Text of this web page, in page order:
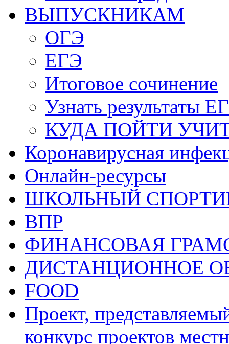
ВЫПУСКНИКАМ
ОГЭ
ЕГЭ
Итоговое сочинение
Узнать результаты
КУДА ПОЙТИ
Коронавирусная
Онлайн-ресурсы
ШКОЛЬНЫЙ
ВПР
ФИНАНСОВАЯ
ДИСТАНЦИОННОЕ
FOOD
Проект,
конкурс проектов